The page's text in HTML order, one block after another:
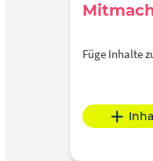
Füge Inhalte